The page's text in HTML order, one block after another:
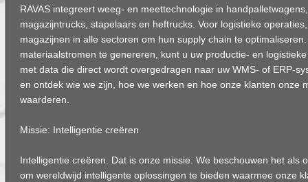
RAVAS integreert weeg- en meettechnologie in
magazijntrucks, stapelaars en heftrucks. Voor logistieke
magazijnen in alle sectoren om hun supply chain te
materiaalstromen te genereren, kunt u uw productie- en
met data die direct wordt overgedragen naar uw WMS- of ERP-
en ontdek wie we zijn, hoe we werken en hoe onze klanten onze
waarderen.
Missie: Intelligentie creëren
Intelligentie creëren. Dat is onze missie. We beschouwen het als
om wereldwijd intelligente oplossingen te bieden waarmee onze